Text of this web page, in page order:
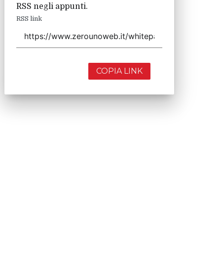
RSS negli appunti.
RSS link
COPIA LINK